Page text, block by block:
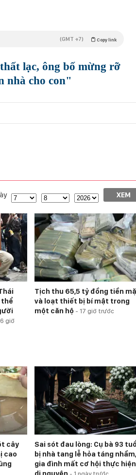
Copy link
(GMT +7)
lạc, ông bố mừng rỡ
nhà cho con"
XEM
thể
6 giờ
Tịch thu 65,5 tỷ đồng tiền
và loạt thiết bị bí mật trong
một căn hộ - 17 giờ trước
cây
cao
Sai sót đau lòng: Cụ bà 93
bị nhà tang lễ hỏa táng nhầm,
gia đình mất cơ hội thực hiện